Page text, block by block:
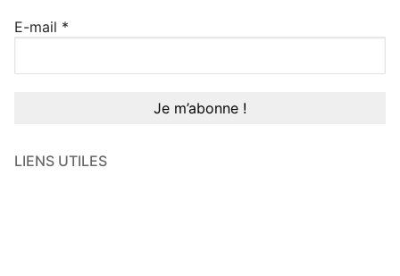
E-mail *
LIENS UTILES